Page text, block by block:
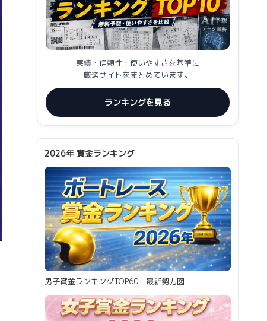
実績・信頼性・使いやすさを基準に
厳選サイトをまとめています。
ランキングを見る
2026年 賞金ランキング
男子賞金ランキングTOP60｜最新勢力図